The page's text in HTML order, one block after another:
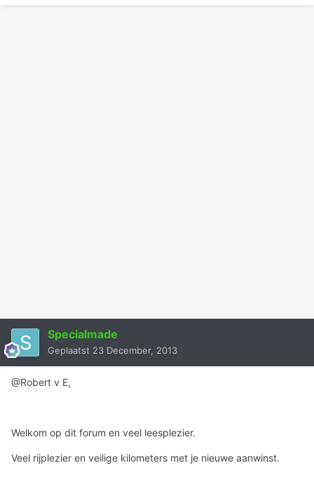
Specialmade
Geplaatst 23 December, 2013
@Robert v E,
Welkom op dit forum en veel leesplezier.
Veel rijplezier en veilige kilometers met je nieuwe aanwinst.